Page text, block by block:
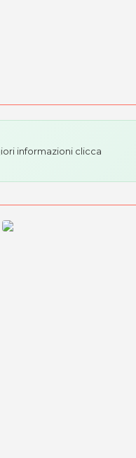
informazioni clicca